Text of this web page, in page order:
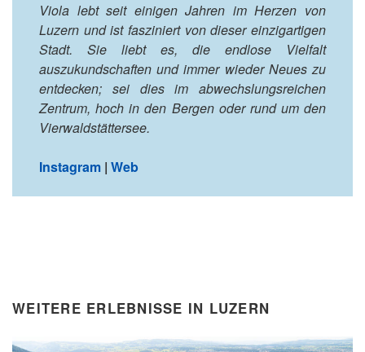
Viola lebt seit einigen Jahren im Herzen von
Luzern und ist fasziniert von dieser einzigartigen
Stadt. Sie liebt es, die endlose Vielfalt
auszukundschaften und immer wieder Neues zu
entdecken; sei dies im abwechslungsreichen
Zentrum, hoch in den Bergen oder rund um den
Vierwaldstättersee.
Instagram |Web
WEITERE ERLEBNISSE IN LUZERN